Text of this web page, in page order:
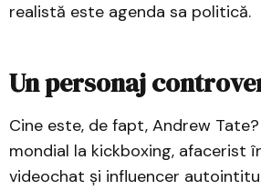
realistă este agenda sa politică.
Un personaj
Cine este, de fapt, Andrew
mondial la kickboxing, afacerist
videochat și influencer